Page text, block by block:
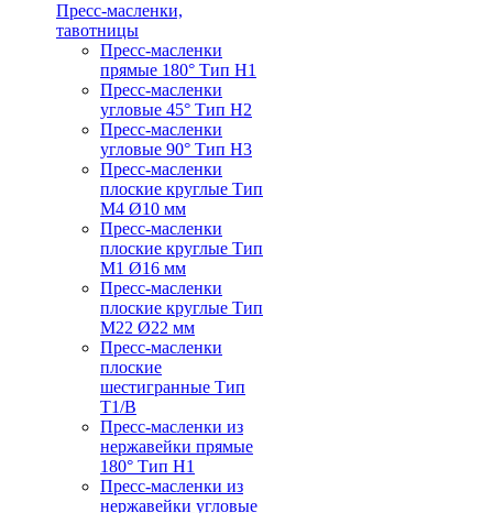
Пресс-масленки,
тавотницы
Пресс-масленки
прямые 180° Тип H1
Пресс-масленки
угловые 45° Тип H2
Пресс-масленки
угловые 90° Тип H3
Пресс-масленки
плоские круглые Тип
M4 Ø10 мм
Пресс-масленки
плоские круглые Тип
M1 Ø16 мм
Пресс-масленки
плоские круглые Тип
M22 Ø22 мм
Пресс-масленки
плоские
шестигранные Тип
T1/B
Пресс-масленки из
нержавейки прямые
180° Тип H1
Пресс-масленки из
нержавейки угловые